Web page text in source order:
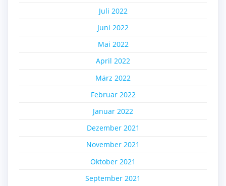
Juli 2022
Juni 2022
Mai 2022
April 2022
März 2022
Februar 2022
Januar 2022
Dezember 2021
November 2021
Oktober 2021
September 2021